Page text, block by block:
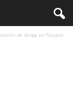
de droga en Nayarit